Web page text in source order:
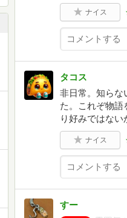
ナイス
タコス
非日常。知らな
た。これぞ物語
り好みではない
ナイス
すー